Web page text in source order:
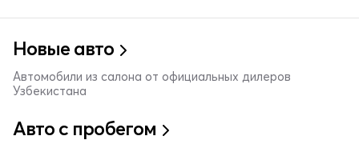
Новые авто
Автомобили из салона от официальных дилеров
Узбекистана
Авто с пробегом